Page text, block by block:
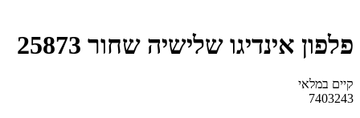
פלפון אינדיגו שלישיה שחור 25873
קיים במלאי‬
7403243